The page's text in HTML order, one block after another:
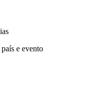
e evento